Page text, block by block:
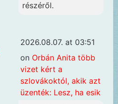
részéről.
2026.08.07. at 03:51
on Orbán Anita több
vizet kért a
szlovákoktól, akik azt
üzenték: Lesz, ha esik